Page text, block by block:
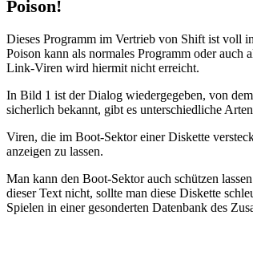
Poison!
Dieses Programm im Vertrieb von Shift ist voll
Poison kann als normales Programm oder
Link-Viren wird hiermit nicht erreicht.
In Bild 1 ist der Dialog wiedergegeben, von
sicherlich bekannt, gibt es unterschiedliche
Viren, die im Boot-Sektor einer Diskette
anzeigen zu lassen.
Man kann den Boot-Sektor auch schützen
dieser Text nicht, sollte man diese Diskette
Spielen in einer gesonderten Datenbank des